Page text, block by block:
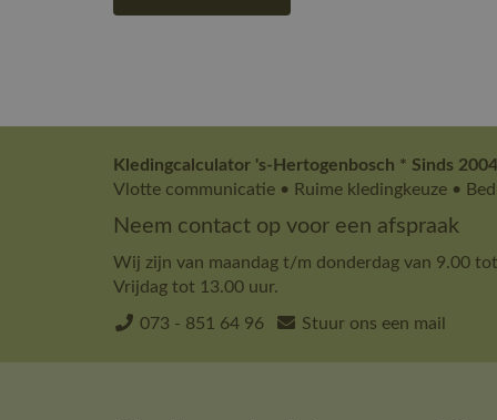
Kledingcalculator 's-Hertogenbosch * Sinds
Vlotte communicatie • Ruime kledingkeuze •
Neem contact op voor een afspraak
Wij zijn van maandag t/m donderdag van 9.00
Vrijdag tot 13.00 uur.
073 - 851 64 96 Stuur ons een mail